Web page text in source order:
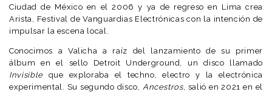
Ciudad de México en el 2006 y ya de regreso en Lima crea
Arista, Festival de Vanguardias Electrónicas con la intención de
impulsar la escena local.
Conocimos a Valicha a raíz del lanzamiento de su primer
álbum en el sello Detroit Underground, un disco llamado
Invisibleque exploraba el techno, electro y la electrónica
experimental. Su segundo disco, Ancestros, salió en 2021 en el